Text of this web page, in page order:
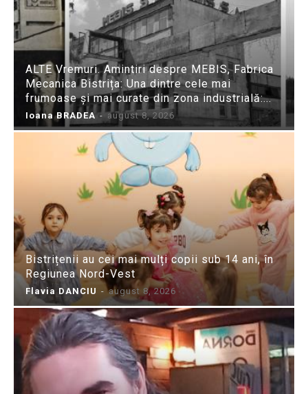
ALTE Vremuri. Amintiri despre MEBIS, Fabrica
Mecanica Bistrița: Una dintre cele mai
frumoase și mai curate din zona industrială:...
Ioana BRADEA - august 8, 2026
Bistrițenii au cei mai mulți copii sub 14 ani, în
Regiunea Nord-Vest
Flavia DANCIU - august 8, 2026